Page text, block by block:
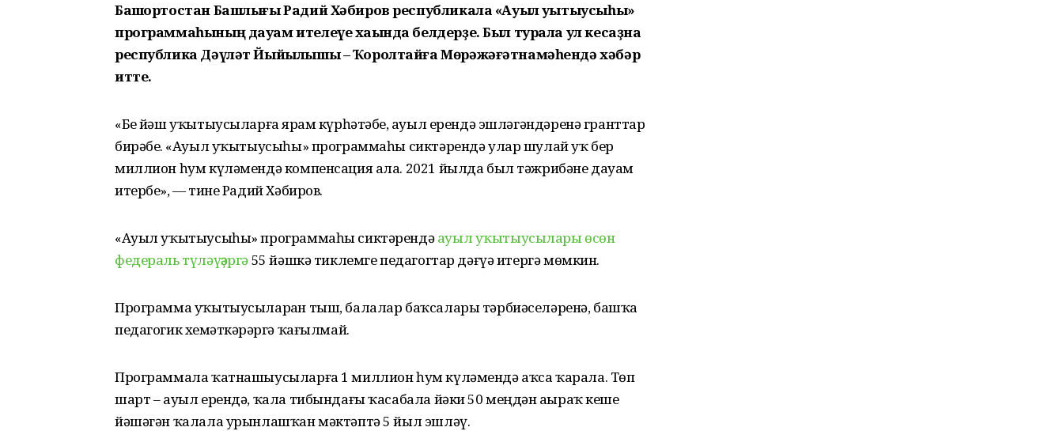
Башҡортостан Башлығы Радий Хәбиров республикала «Ауыл уҡытыусыһы»
программаһының дауам ителеүе хаҡында белдерҙе. Был турала ул кесаҙна
республика Дәүләт Йыйылышы – Ҡоролтайға Мөрәжәғәтнамәһендә хәбәр
итте.
«Беҙ йәш уҡытыусыларға ярҙам күрһәтәбеҙ, ауыл ерендә эшләгәндәренә гранттар
бирәбеҙ. «Ауыл уҡытыусыһы» программаһы сиктәрендә улар шулай уҡ бер
миллион һум күләмендә компенсация ала. 2021 йылда был тәжрибәне дауам
итербеҙ», — тине Радий Хәбиров.
«Ауыл уҡытыусыһы» программаһы сиктәрендәауыл уҡытыусылары өсөн
федераль түләүҙәргә55 йәшкә тиклемге педагогтар дәғүә итергә мөмкин.
Программа уҡытыусыларҙан тыш, балалар баҡсалары тәрбиәселәренә, башҡа
педагогик хеҙмәткәрҙәргә ҡағылмай.
Программала ҡатнашыусыларға 1 миллион һум күләмендә аҡса ҡарала. Төп
шарт – ауыл ерендә, ҡала тибындағы ҡасабала йәки 50 меңдән аҙыраҡ кеше
йәшәгән ҡалала урынлашҡан мәктәптә 5 йыл эшләү.